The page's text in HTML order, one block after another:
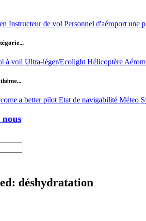
Instructeur de vol Personnel d'aéroport une
à voil Ultra-léger/Ecolight Hélicoptère
a better pilot Etat de navigabilité Méteo
nous
déshydratation